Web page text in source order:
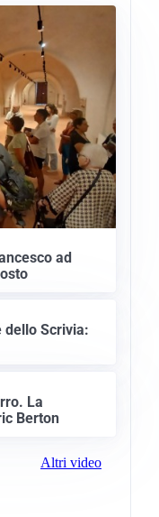
ad
dello Scrivia:
La
Berton
Altri video